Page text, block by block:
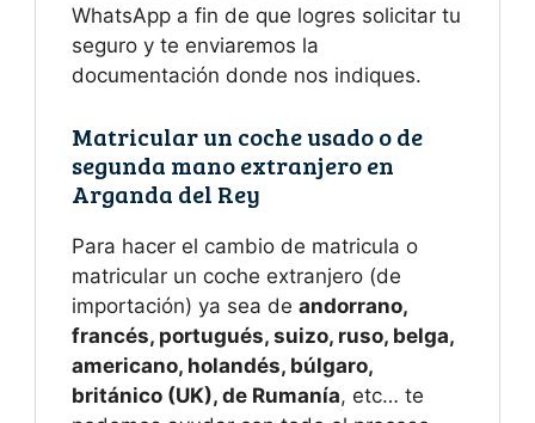
WhatsApp a fin de que logres solicitar tu
seguro y te enviaremos la
documentación donde nos indiques.
Matricular un coche usado o de
segunda mano extranjero en
Arganda del Rey
Para hacer el cambio de matricula o
matricular un coche extranjero (de
importación) ya sea de andorrano,
francés, portugués, suizo, ruso, belga,
americano, holandés, búlgaro,
británico (UK), de Rumanía, etc… te